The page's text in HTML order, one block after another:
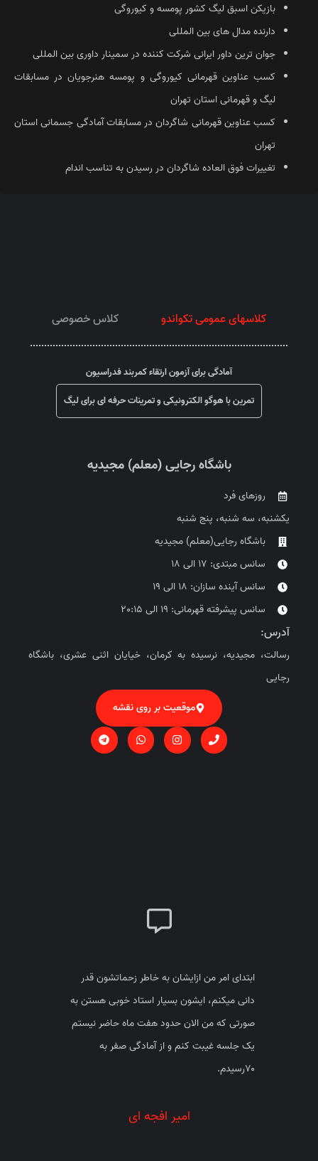
بازیکن اسبق لیگ کشور پومسه و کیوروگی
دارنده مدال های بین المللی
جوان ترین داور ایرانی شرکت کننده در سمینار داوری بین المللی
کسب عناوین قهرمانی کیوروگی و‌ پومسه هنرجویان در مسابقات
لیگ و قهرمانی استان تهران
کسب عناوین قهرمانی شاگردان در مسابقات آمادگی جسمانی استان
تهران
تغییرات فوق العاده شاگردان در رسیدن به تناسب اندام
کلاسهای عمومی تکواندو کلاس خصوصی
آمادگی برای آزمون ارتقاء کمربند فدراسیون
تمرین با هوگو الکترونیکی و تمرینات حرفه ای برای لیگ
باشگاه رجایی (معلم) مجیدیه
روزهای فرد
یکشنبه، سه شنبه، پنج شنبه
باشگاه رجایی(معلم) مجیدیه
سانس مبتدی: 17 الی 18
سانس آینده سازان: 18 الی 19
سانس پیشرفته قهرمانی: 19 الی 20:15
آدرس:
رسالت، مجیدیه، نرسیده به کرمان، خیایان اثنی عشری، باشگاه
رجایی
موقعیت بر روی نقشه
بسیار استاد محترم و باتجربه ای هستند. دلسوز و
کاربلد و واقعا تمرینات عالی هستش و در عین
سخت گیری استاد بسیار مهربانی هستند.